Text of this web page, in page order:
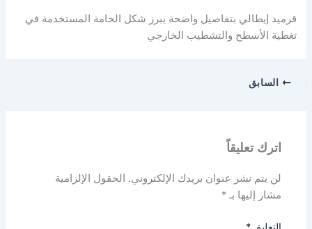
قرميد إيطالي بتفاصيل واضحة يبرز شكل الخامة المستخدمة في
تغطية الأسطح والتشطيب الخارجي
السابق
اترك تعليقاً
لن يتم نشر عنوان بريدك الإلكتروني. الحقول الإلزامية
مشار إليها بـ*
التعليق*